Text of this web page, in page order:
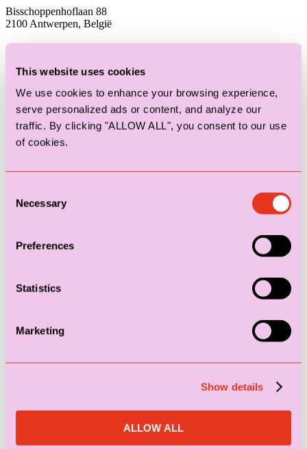
This website uses cookies
We use cookies to enhance your browsing experience,
serve personalized ads or content, and analyze our
traffic. By clicking "ALLOW ALL", you consent to our use
of cookies.
Selection
Necessary
Preferences
Statistics
Marketing
Show details
ALLOW ALL
Bisschoppenhoflaan 88
2100 Antwerpen, België
+3233690890